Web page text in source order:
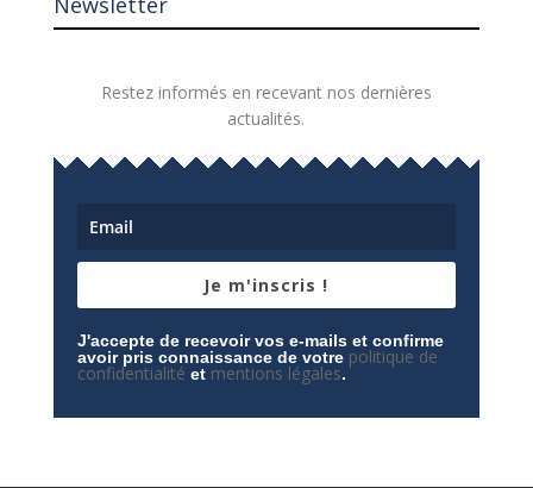
Restez informés en recevant nos dernières
actualités.
Je m'inscris !
J'accepte de recevoir vos e-mails et confirme
avoir pris connaissance de votre politique de
confidentialité et mentions légales.